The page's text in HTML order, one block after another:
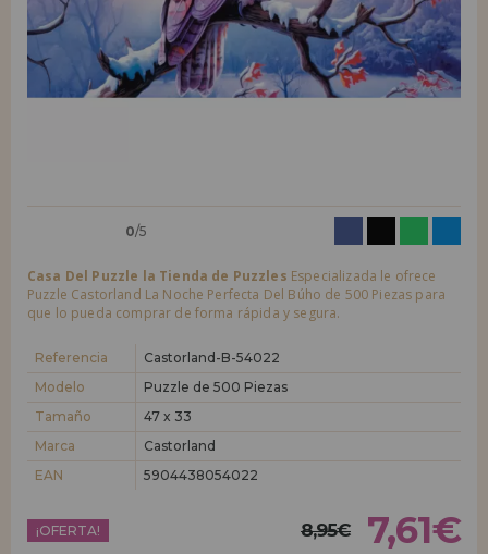
LIQUIDACIONES
INFORMACIÓN
Quiero registrarme como
nuevo cliente
Al crear una cuenta en casadelpuzzle.com podrás realizar tus compras
nuevo distribuidor
¿Eres Profesional o Empresa?. ¿Quieres vender en tu negocio
condiciones de ventas con descuentos especiales para la distribución.
¡Adelante! Te estábamos esperando.
REGISTRO DISTRIBUIDOR
0/5
Casa Del Puzzle la Tienda de Puzzles Especializada le ofrece
Puzzle Castorland La Noche Perfecta Del Búho de 500 Piezas para
que lo pueda comprar de forma rápida y segura.
Referencia
Castorland-B-54022
Modelo
Puzzle de 500 Piezas
Tamaño
47 x 33
Marca
Castorland
EAN
5904438054022
¡OFERTA! 8,95€ 7,61€